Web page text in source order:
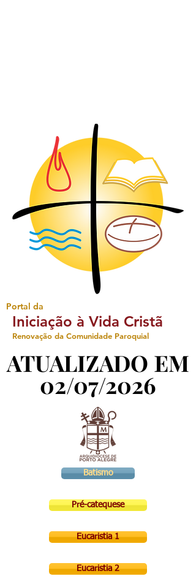
Portal da
Iniciação à Vida Cristã
Renovação da Comunidade Paroquial
ATUALIZADO EM
02/07/2026
ATUALIZADO EM
02/07/2026
Batismo
Pré-catequese
Eucaristia 1
Eucaristia 2